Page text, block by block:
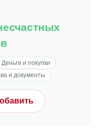
Деньги и покупки
и документы